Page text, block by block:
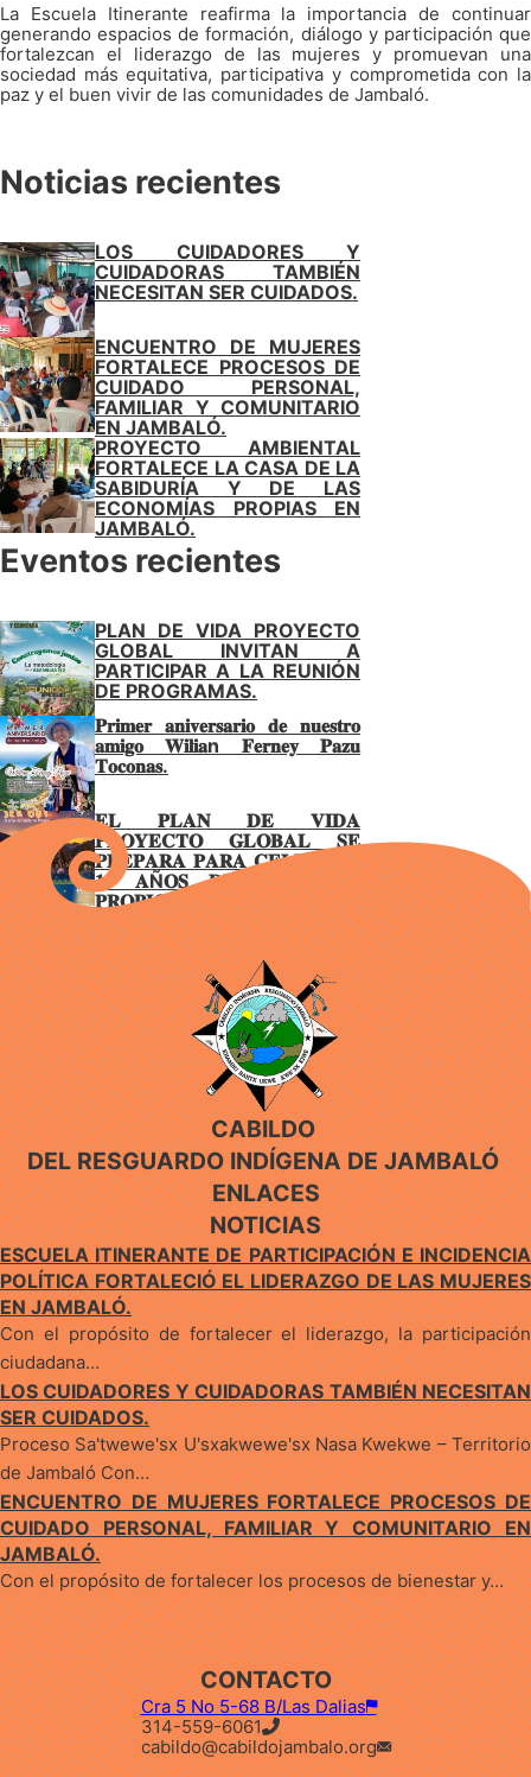
La Escuela Itinerante reafirma la importancia de continuar
generando espacios de formación, diálogo y participación que
fortalezcan el liderazgo de las mujeres y promuevan una
sociedad más equitativa, participativa y comprometida con la
paz y el buen vivir de las comunidades de Jambaló.
Noticias recientes
LOS CUIDADORES Y
CUIDADORAS TAMBIÉN
NECESITAN SER CUIDADOS.
ENCUENTRO DE MUJERES
FORTALECE PROCESOS DE
CUIDADO PERSONAL,
FAMILIAR Y COMUNITARIO
EN JAMBALÓ.
PROYECTO AMBIENTAL
FORTALECE LA CASA DE LA
SABIDURÍA Y DE LAS
ECONOMÍAS PROPIAS EN
JAMBALÓ.
Eventos recientes
PLAN DE VIDA PROYECTO
GLOBAL INVITAN A
PARTICIPAR A LA REUNIÓN
DE PROGRAMAS.
𝐏𝐫𝐢𝐦𝐞𝐫 𝐚𝐧𝐢𝐯𝐞𝐫𝐬𝐚𝐫𝐢𝐨 𝐝𝐞 𝐧𝐮𝐞𝐬𝐭𝐫𝐨
𝐚𝐦𝐢𝐠𝐨 𝐖𝐢𝐥𝐢𝐚n 𝐅𝐞𝐫𝐧𝐞𝐲 𝐏𝐚𝐳𝐮
𝐓𝐨𝐜𝐨𝐧𝐚𝐬.
𝐄𝐋 𝐏𝐋𝐀𝐍 𝐃𝐄 𝐕𝐈𝐃𝐀
𝐏𝐑𝐎𝐘𝐄𝐂𝐓𝐎 𝐆𝐋𝐎𝐁𝐀𝐋 𝐒𝐄
𝐏𝐑𝐄𝐏𝐀𝐑𝐀 𝐏𝐀𝐑𝐀 𝐂𝐄𝐋𝐄𝐁𝐑𝐀𝐑
𝟏𝟓 𝐀Ñ𝐎𝐒 𝐃𝐄 𝐆𝐎𝐁𝐈𝐄𝐑𝐍𝐎
𝐏𝐑𝐎𝐏𝐈𝐎 𝐄𝐍 𝐉𝐀𝐌𝐁𝐀𝐋Ó
CABILDO
DEL RESGUARDO INDÍGENA DE JAMBALÓ
ENLACES
NOTICIAS
ESCUELA ITINERANTE DE PARTICIPACIÓN E INCIDENCIA
POLÍTICA FORTALECIÓ EL LIDERAZGO DE LAS MUJERES
EN JAMBALÓ.
Con el propósito de fortalecer el liderazgo, la participación
ciudadana…
LOS CUIDADORES Y CUIDADORAS TAMBIÉN NECESITAN
SER CUIDADOS.
Proceso Sa'twewe'sx U'sxakwewe'sx Nasa Kwekwe – Territorio
de Jambaló Con…
ENCUENTRO DE MUJERES FORTALECE PROCESOS DE
CUIDADO PERSONAL, FAMILIAR Y COMUNITARIO EN
JAMBALÓ.
Con el propósito de fortalecer los procesos de bienestar y…
CONTACTO
Cra 5 No 5-68 B/Las Dalias
314-559-6061
cabildo@cabildojambalo.org